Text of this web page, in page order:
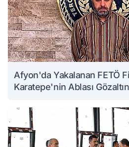
Afyon'da Yakalanan FETÖ
Karatepe'nin Ablası